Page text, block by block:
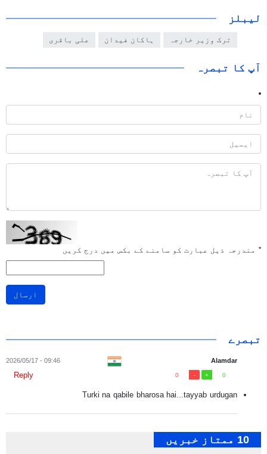
لیبلز
ترک وزیر خارجہ ہاکان فیدان علی باقری
آپ کا تبصرہ
* مندرجہ ذیل عبارت کو سامنے کے بکس میں درج کریں
ارسال
تبصرے
Alamdar
09:46 - 2026/05/17
0
0
Reply
Turki na qabile bharosa hai...tayyab urdugan
10 ممتاز خبریں